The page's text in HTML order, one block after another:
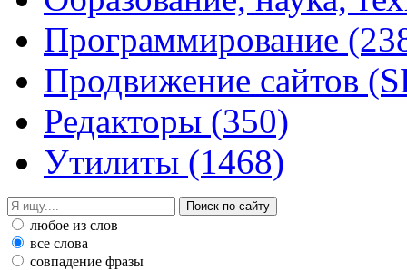
Программирование
Продвижение сайтов
Редакторы (350)
Утилиты (1468)
любое из слов
все слова
совпадение фразы